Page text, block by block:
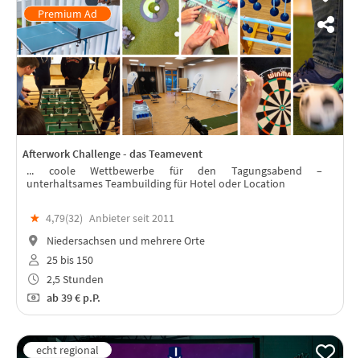
Afterwork Challenge - das Teamevent
... coole Wettbewerbe für den Tagungsabend –
unterhaltsames Teambuilding für Hotel oder Location
★ 4,79(32) Anbieter seit 2011
Niedersachsen und mehrere Orte
25 bis 150
2,5 Stunden
ab39 € p.P.